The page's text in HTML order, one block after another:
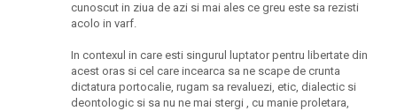
cunoscut in ziua de azi si mai ales ce greu este sa rezisti
acolo in varf.
In contexul in care esti singurul luptator pentru libertate din
acest oras si cel care incearca sa ne scape de crunta
dictatura portocalie, rugam sa revaluezi, etic, dialectic si
deontologic si sa nu ne mai stergi , cu manie proletara,